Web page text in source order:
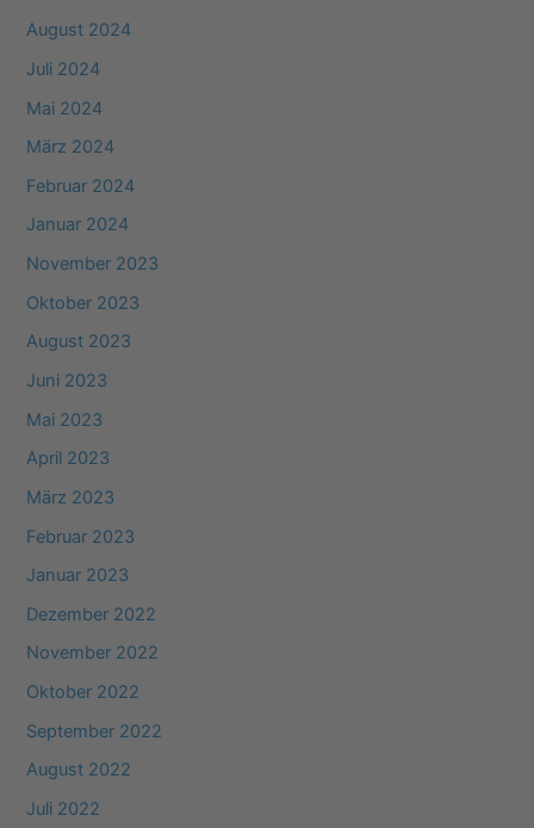
August 2024
Juli 2024
Mai 2024
März 2024
Februar 2024
Januar 2024
November 2023
Oktober 2023
August 2023
Juni 2023
Mai 2023
April 2023
März 2023
Februar 2023
Januar 2023
Dezember 2022
November 2022
Oktober 2022
September 2022
August 2022
Juli 2022